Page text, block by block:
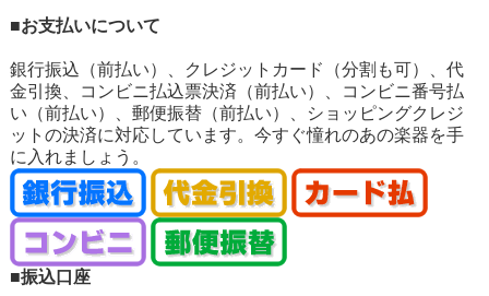
■お支払いについて
銀行振込（前払い）、クレジットカード（分割も可）、代
金引換、コンビニ払込票決済（前払い）、コンビニ番号払
い（前払い）、郵便振替（前払い）、ショッピングクレジ
ットの決済に対応しています。今すぐ憧れのあの楽器を手
に入れましょう。
■振込口座